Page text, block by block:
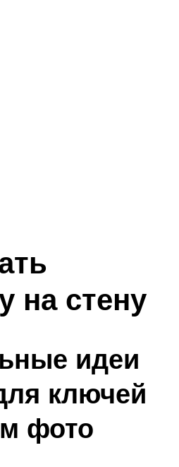
на стену
идеи
ключей
фото